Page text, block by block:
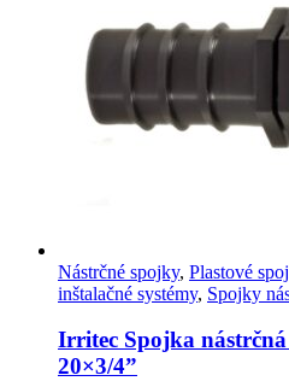
Nástrčné spojky, Plastové
inštalačné systémy, Spojky
Irritec Spojka
20×3/4”